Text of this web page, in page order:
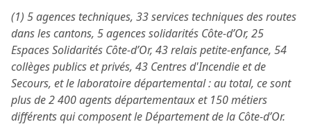
(1) 5 agences techniques, 33 services techniques des routes
dans les cantons, 5 agences solidarités Côte-d’Or, 25
Espaces Solidarités Côte-d’Or, 43 relais petite-enfance, 54
collèges publics et privés, 43 Centres d'Incendie et de
Secours, et le laboratoire départemental : au total, ce sont
plus de 2 400 agents départementaux et 150 métiers
différents qui composent le Département de la Côte-d’Or.